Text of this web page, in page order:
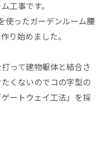
工事です。
を使ったガーデンルーム腰
り始めました。
って建物躯体と結合さ
くないのでコの字型の
ートウェイ工法」を採